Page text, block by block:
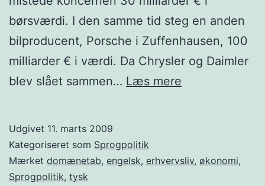
børsværdi. I den samme tid steg en anden
bilproducent, Porsche i Zuffenhausen, 100
milliarder € i værdi. Da Chrysler og Daimler
blev slået sammen… Læs mere
skyld
Udgivet 11. marts 2009
Kategoriseret som Sprogpolitik
Mærket domænetab, engelsk, erhvervsliv, økonomi,
Sprogpolitik, tysk